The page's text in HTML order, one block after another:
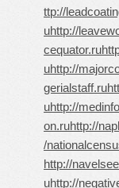
ttp://
uhttp://
cequator.ru
uhttp://
gerialstaff.ru
uhttp://
on.ruhttp://
/
http://
uhttp://